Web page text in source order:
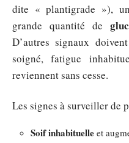
dite « plantigrade »),
grande quantité de
D’autres signaux
soigné, fatigue
reviennent sans cesse.
Les signes à surveiller de
Soif inhabituelle et